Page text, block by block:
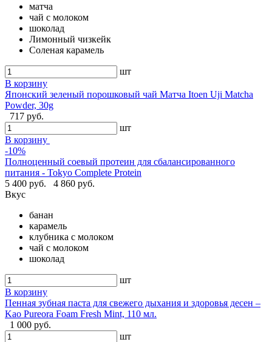
матча
чай с молоком
шоколад
Лимонный чизкейк
Соленая карамель
шт
В корзину
Японский зеленый порошковый чай Матча Itoen Uji Matcha
Powder, 30g
717 руб.
шт
В корзину
-10%
Полноценный соевый протеин для сбалансированного
питания - Tokyo Complete Protein
5 400 руб.
4 860 руб.
Вкус
банан
карамель
клубника с молоком
чай с молоком
шоколад
шт
В корзину
Пенная зубная паста для свежего дыхания и здоровья десен –
Kao Pureora Foam Fresh Mint, 110 мл.
1 000 руб.
шт